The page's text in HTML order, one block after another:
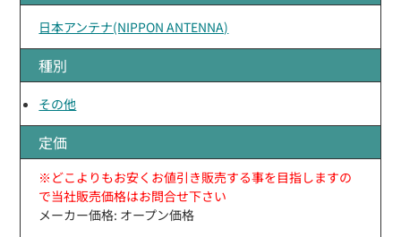
日本アンテナ(NIPPON ANTENNA)
種別
その他
定価
※どこよりもお安くお値引き販売する事を目指しますの
で当社販売価格はお問合せ下さい
メーカー価格: オープン価格